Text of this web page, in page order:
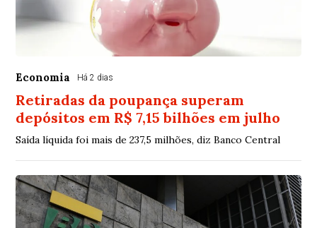
Economia Há 2 dias
Retiradas da poupança superam
depósitos em R$ 7,15 bilhões em julho
Saída líquida foi mais de 237,5 milhões, diz Banco Central